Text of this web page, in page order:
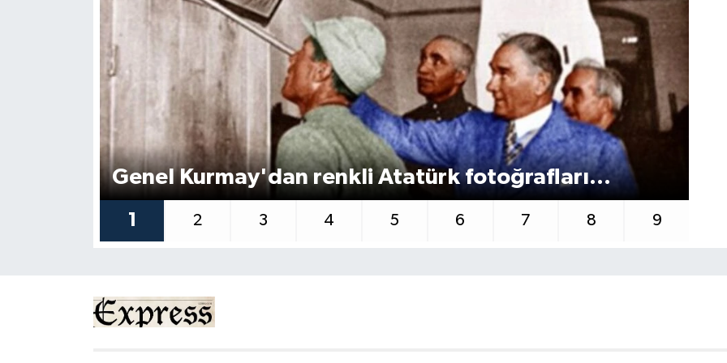
Genel Kurmay'dan renkli Atatürk fotoğrafları...
1 2 3 4 5 6 7 8 9
GAZİMAĞUSA
GÜNDEM
GÜNEY KIBRIS